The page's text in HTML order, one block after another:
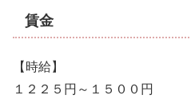
賃金
【時給】
１２２５円～１５００円